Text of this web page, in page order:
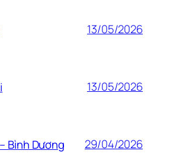
13/05/2026
13/05/2026
Bình Dương 29/04/2026